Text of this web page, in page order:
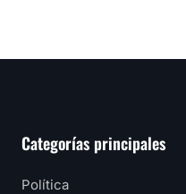
Categorías principales
Política